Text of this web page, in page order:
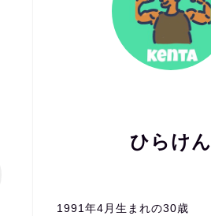
ひらけん
1991年4月生まれの30歳